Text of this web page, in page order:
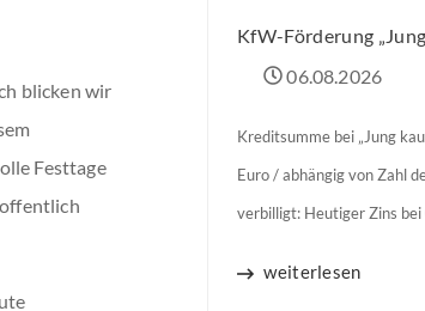
blicken wir
Festtage
KfW-Förderung
06.08.2026
Kreditsumme bei „Jung
Euro / abhängig von Zahl
verbilligt: Heutiger Zins
weiterlesen